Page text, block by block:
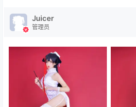
Juicer
管理员